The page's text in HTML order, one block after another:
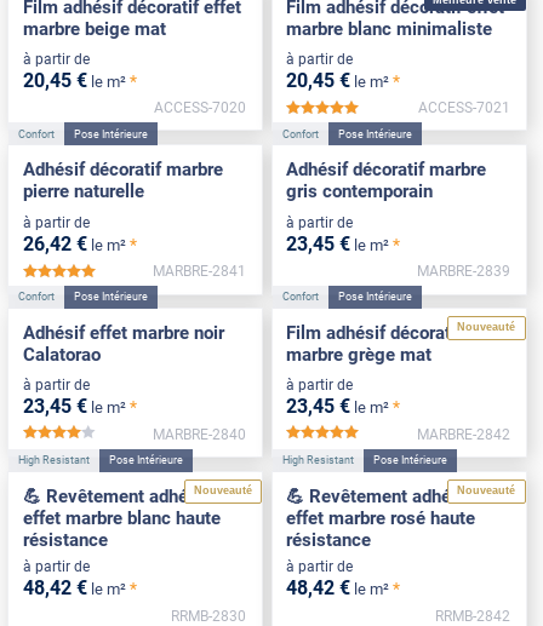
Film adhésif décoratif effet
marbre beige mat
à partir de
20,45 € le m² *
ACCESS-7020
Film adhésif décoratif effet
marbre blanc minimaliste
à partir de
20,45 € le m² *
ACCESS-7021
Confort Pose Intérieure
Adhésif décoratif marbre
pierre naturelle
à partir de
26,42 € le m² *
*****
MARBRE-2841
Confort Pose Intérieure
Adhésif décoratif marbre
gris contemporain
à partir de
23,45 € le m² *
MARBRE-2839
Confort Pose Intérieure
Adhésif effet marbre noir
Calatorao
à partir de
23,45 € le m² *
*****
MARBRE-2840
Nouveauté
Confort Pose Intérieure
Film adhésif décoratif effet
marbre grège mat
à partir de
23,45 € le m² *
MARBRE-2842
Nouveauté
High Resistant Pose Intérieure
💪 Revêtement adhésif
effet marbre blanc haute
résistance
à partir de
48,42 € le m² *
RRMB-2830
Nouveauté
High Resistant Pose Intérieure
💪 Revêtement adhésif
effet marbre rosé haute
résistance
à partir de
48,42 € le m² *
RRMB-2842